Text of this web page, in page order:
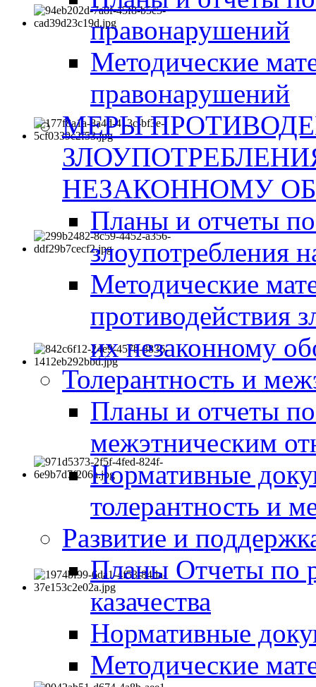
правонарушений
Методические
правонарушений
МЕРЫ
НЕЗАКОННОМУ
Планы и отчеты
злоупотребления
Методические
противодействия
их незаконному
Толерантность и
Планы и отчеты
межэтническим
Нормативные
толерантность и
Развитие и
Планы Отчеты по
казачества
Нормативные
Методические